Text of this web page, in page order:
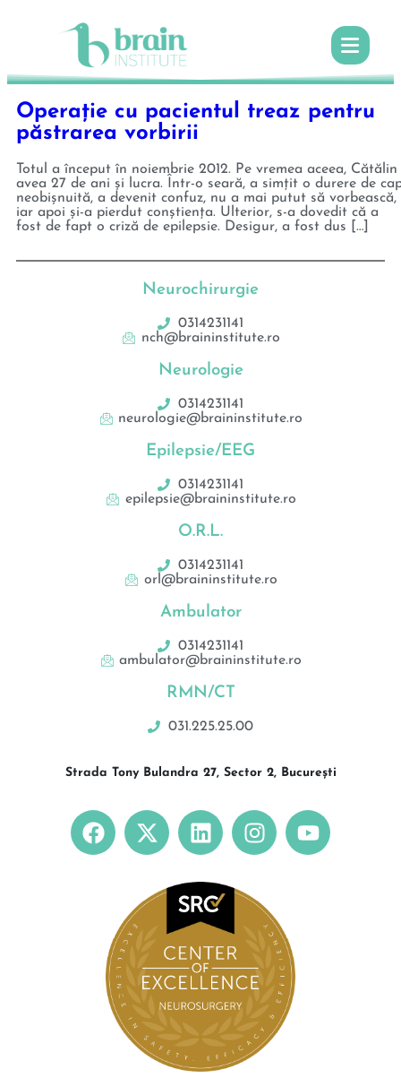
Operație cu pacientul treaz pentru
păstrarea vorbirii
Totul a început în noiembrie 2012. Pe vremea aceea, Cătălin
avea 27 de ani și lucra. Într-o seară, a simțit o durere de
neobișnuită, a devenit confuz, nu a mai putut să vorbească,
iar apoi și-a pierdut conștiența. Ulterior, s-a dovedit că a
fost de fapt o criză de epilepsie. Desigur, a fost dus […]
Neurochirurgie
0314231141
nch@braininstitute.ro
Neurologie
0314231141
neurologie@braininstitute.ro
Epilepsie/EEG
0314231141
epilepsie@braininstitute.ro
O.R.L.
0314231141
orl@braininstitute.ro
Ambulator
0314231141
ambulator@braininstitute.ro
RMN/CT
031.225.25.00
Strada Tony Bulandra 27, Sector 2, București